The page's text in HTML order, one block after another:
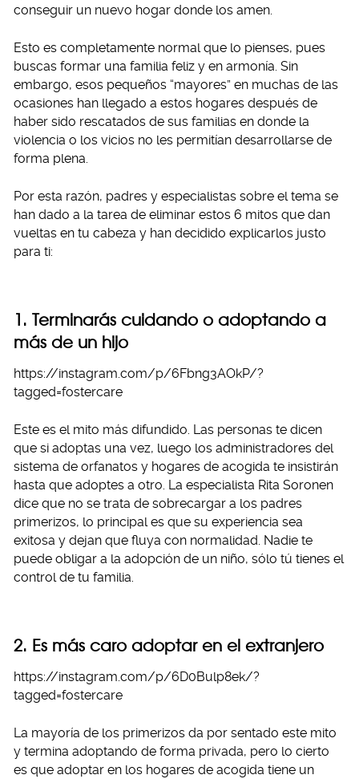
conseguir un nuevo hogar donde los amen.
Esto es completamente normal que lo pienses, pues
buscas formar una familia feliz y en armonía. Sin
embargo, esos pequeños “mayores” en muchas de las
ocasiones han llegado a estos hogares después de
haber sido rescatados de sus familias en donde la
violencia o los vicios no les permitían desarrollarse de
forma plena.
Por esta razón, padres y especialistas sobre el tema se
han dado a la tarea de eliminar estos 6 mitos que dan
vueltas en tu cabeza y han decidido explicarlos justo
para ti:
1. Terminarás cuidando o adoptando a
más de un hijo
https://instagram.com/p/6Fbng3AOkP/?
tagged=fostercare
Este es el mito más difundido. Las personas te dicen
que si adoptas una vez, luego los administradores del
sistema de orfanatos y hogares de acogida te insistirán
hasta que adoptes a otro. La especialista Rita Soronen
dice que no se trata de sobrecargar a los padres
primerizos, lo principal es que su experiencia sea
exitosa y dejan que fluya con normalidad. Nadie te
puede obligar a la adopción de un niño, sólo tú tienes el
control de tu familia.
2. Es más caro adoptar en el extranjero
https://instagram.com/p/6D0Bulp8ek/?
tagged=fostercare
La mayoría de los primerizos da por sentado este mito
y termina adoptando de forma privada, pero lo cierto
es que adoptar en los hogares de acogida tiene un